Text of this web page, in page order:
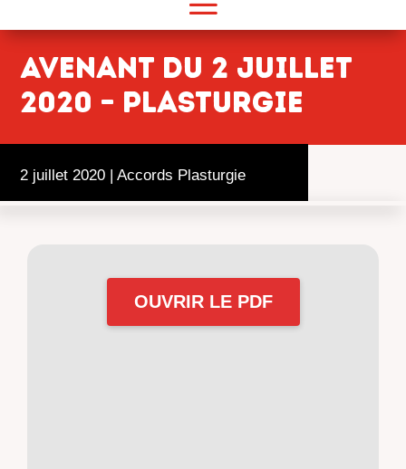
Avenant du 2 juillet
2020 – Plasturgie
2 juillet 2020 | Accords Plasturgie
OUVRIR LE PDF